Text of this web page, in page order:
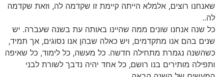
שאנחנו רוצים, אלמלא הייתה קיימת זו שקדמה לה, וזאת שקדמה
לה..
כל שנה אנחנו שונים ממה שהיינו באותה עת בשנה שעברה. יש
שנים בהם אנו מתקדמים, ויש כאלה שבהן אנו נסוגים, אך תמיד,
כשהשנה נגמרת מתחילה חדשה. כל מעשה, כל לימוד, כל שאיפה
ותפילה מותירים בנו רושם, כל אחד יהיה נדבך לשורת לבני